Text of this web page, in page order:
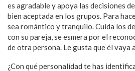
es agradable y apoya las decisiones
bien aceptada en los grupos. Para
sea romántico y tranquilo. Cuida los
con su pareja, se esmera por el
de otra persona. Le gusta que él vaya
¿Con qué personalidad te has